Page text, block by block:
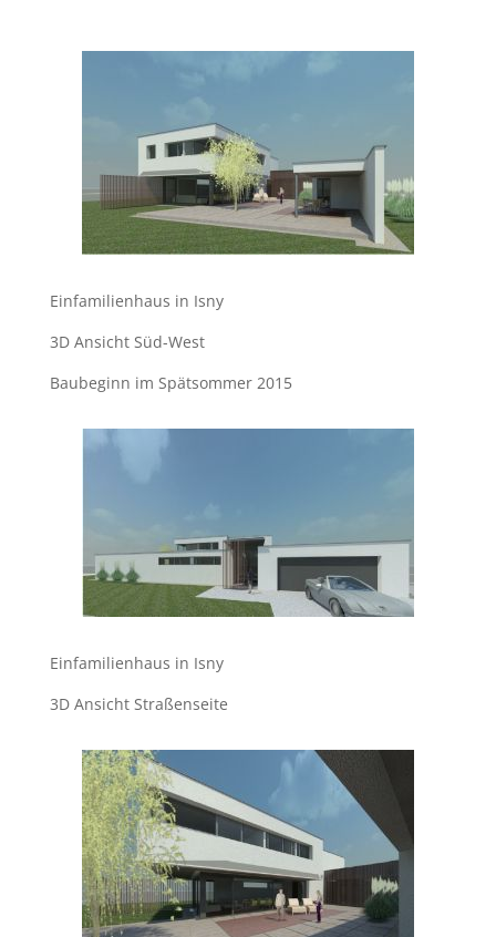
Einfamilienhaus in Isny
3D Ansicht Süd-West
Baubeginn im Spätsommer 2015
Einfamilienhaus in Isny
3D Ansicht Straßenseite